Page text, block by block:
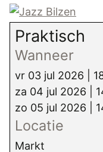
Praktisch
Wanneer
vr 03 jul 2026 |
za 04 jul 2026 |
zo 05 jul 2026 |
Locatie
Markt